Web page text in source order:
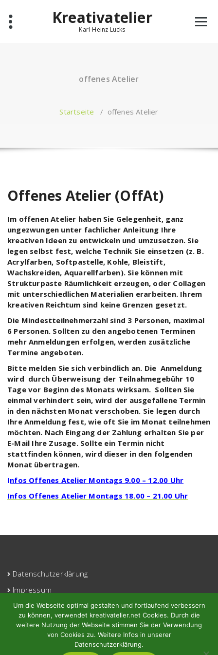
Inhalt
springen
Kreativatelier
Karl-Heinz Lucks
offenes Atelier
Startseite / offenes Atelier
Offenes Atelier (OffAt)
Im offenen Atelier haben Sie Gelegenheit, ganz
ungezwungen unter fachlicher Anleitung Ihre
kreativen Ideen zu entwickeln und umzusetzen. Sie
legen selbst fest, welche Technik Sie einsetzen (z. B.
Acrylfarben, Softpastelle, Kohle, Bleistift,
Wachskreiden, Aquarellfarben). Sie können mit
Strukturpaste Räumlichkeit erzeugen, oder Collagen
mit unterschiedlichen Materialien erarbeiten. Ihrem
kreativen Reichtum sind keine Grenzen gesetzt.
Die Mindestteilnehmerzahl sind 3 Personen, maximal
6 Personen. Sollten zu den angebotenen Terminen
mehr Anmeldungen erfolgen, werden zusätzliche
Termine angeboten.
Bitte melden Sie sich verbindlich an. Die Anmeldung
wird durch Überweisung der Teilnahmegebühr 10
Tage vor Beginn des Monats wirksam. Sollten Sie
einmal verhindert sein, wird der ausgefallene Termin
in den nächsten Monat verschoben. Sie legen durch
Ihre Anmeldung fest, wie oft Sie im Monat teilnehmen
möchten. Nach Eingang der Zahlung erhalten Sie per
E-Mail Ihre Zusage. Sollte ein Termin nicht
stattfinden können, wird dieser in den folgenden
Monat übertragen.
Infos Offenes Atelier Montags 9.00 – 12.00 Uhr
Infos Offenes Atelier Montags 18.00 – 21.00 Uhr
Datenschutzerklärung
Impressum
Kontakt
Login
Um die Webseite optimal gestalten und fortlaufend verbessern
zu können, verwendet kreativatelier.net Cookies. Durch die
weitere Nutzung der Webseite stimmen Sie der Verwendung
von Cookies zu. Weitere Infos in unserer
Datenschutzerklärung.